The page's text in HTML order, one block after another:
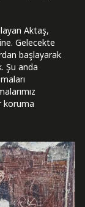
Aktaş,
Gelecekte
başlayarak
Şu anda
koruma